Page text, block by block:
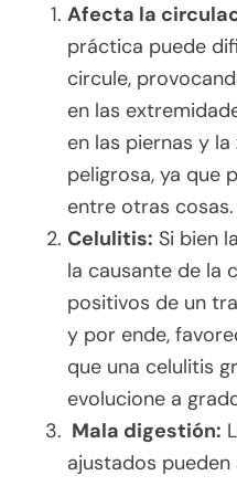
Afecta la
práctica puede
circule,
en las
en las piernas y
peligrosa, ya que
entre otras cosas.
Celulitis: Si bien
la causante de la
positivos de un
y por ende,
que una celulitis
evolucione a
Mala digestión:
ajustados